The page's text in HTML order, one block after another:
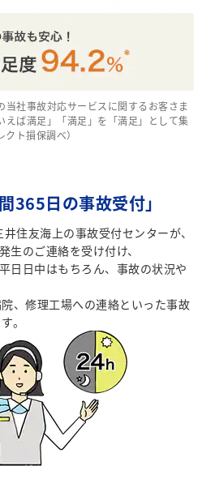
社事故対応サービスに関するお客さま
えば満足」「満足」を「満足」として集
ト損保調べ）
365日の事故受付」
住友海上の事故受付センターが、
のご連絡を受け付け、
日日中はもちろん、事故の状況や
、修理工場への連絡といった事故
。